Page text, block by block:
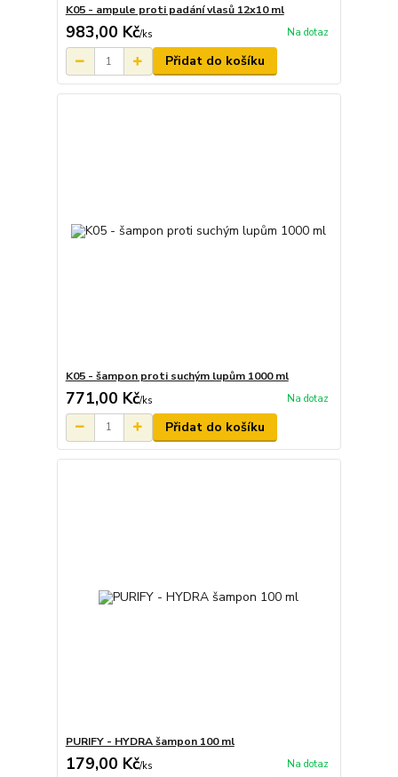
K05 - ampule proti padání vlasů 12x10 ml
983,00 Kč/ks Na dotaz
Přidat do košíku
K05 - šampon proti suchým lupům 1000 ml
771,00 Kč/ks Na dotaz
Přidat do košíku
PURIFY - HYDRA šampon 100 ml
179,00 Kč/ks Na dotaz